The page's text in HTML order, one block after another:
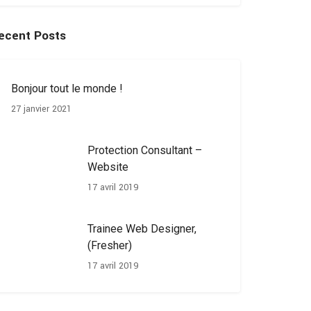
Posts
Bonjour tout le monde !
27 janvier 2021
Protection Consultant –
Website
17 avril 2019
Trainee Web Designer,
(Fresher)
17 avril 2019